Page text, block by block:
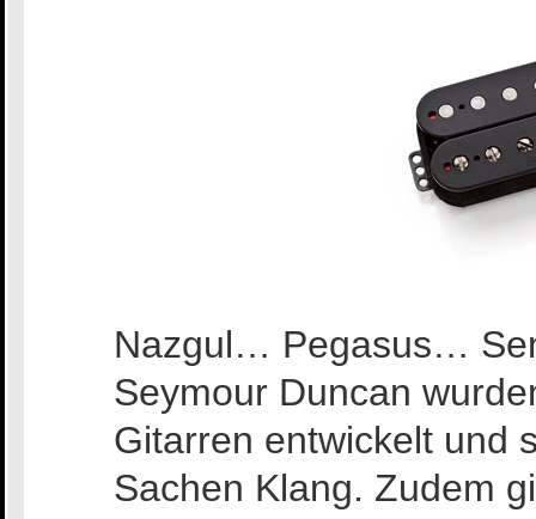
Nazgul… Pegasus…
Seymour Duncan
Gitarren entwickelt und
Sachen Klang. Zudem